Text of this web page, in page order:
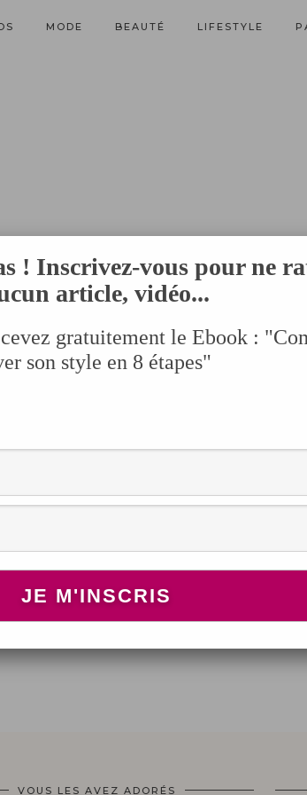
MODE BEAUTÉ LIFESTYLE
VOUS LES AVEZ ADORÉS
! Inscrivez-vous pour ne
article, vidéo...
gratuitement le Ebook :
son style en 8 étapes"